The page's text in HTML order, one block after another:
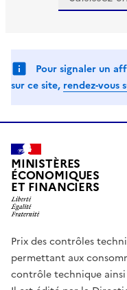
Pour signaler un
sur ce site, rendez-vous
MINISTÈRES
ÉCONOMIQUES
ET FINANCIERS
Prix des contrôles
permettant aux
contrôle technique ainsi